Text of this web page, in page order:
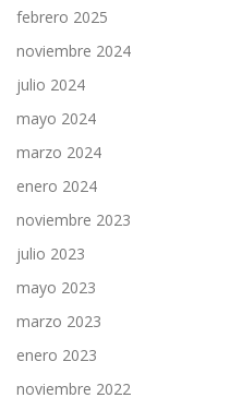
febrero 2025
noviembre 2024
julio 2024
mayo 2024
marzo 2024
enero 2024
noviembre 2023
julio 2023
mayo 2023
marzo 2023
enero 2023
noviembre 2022